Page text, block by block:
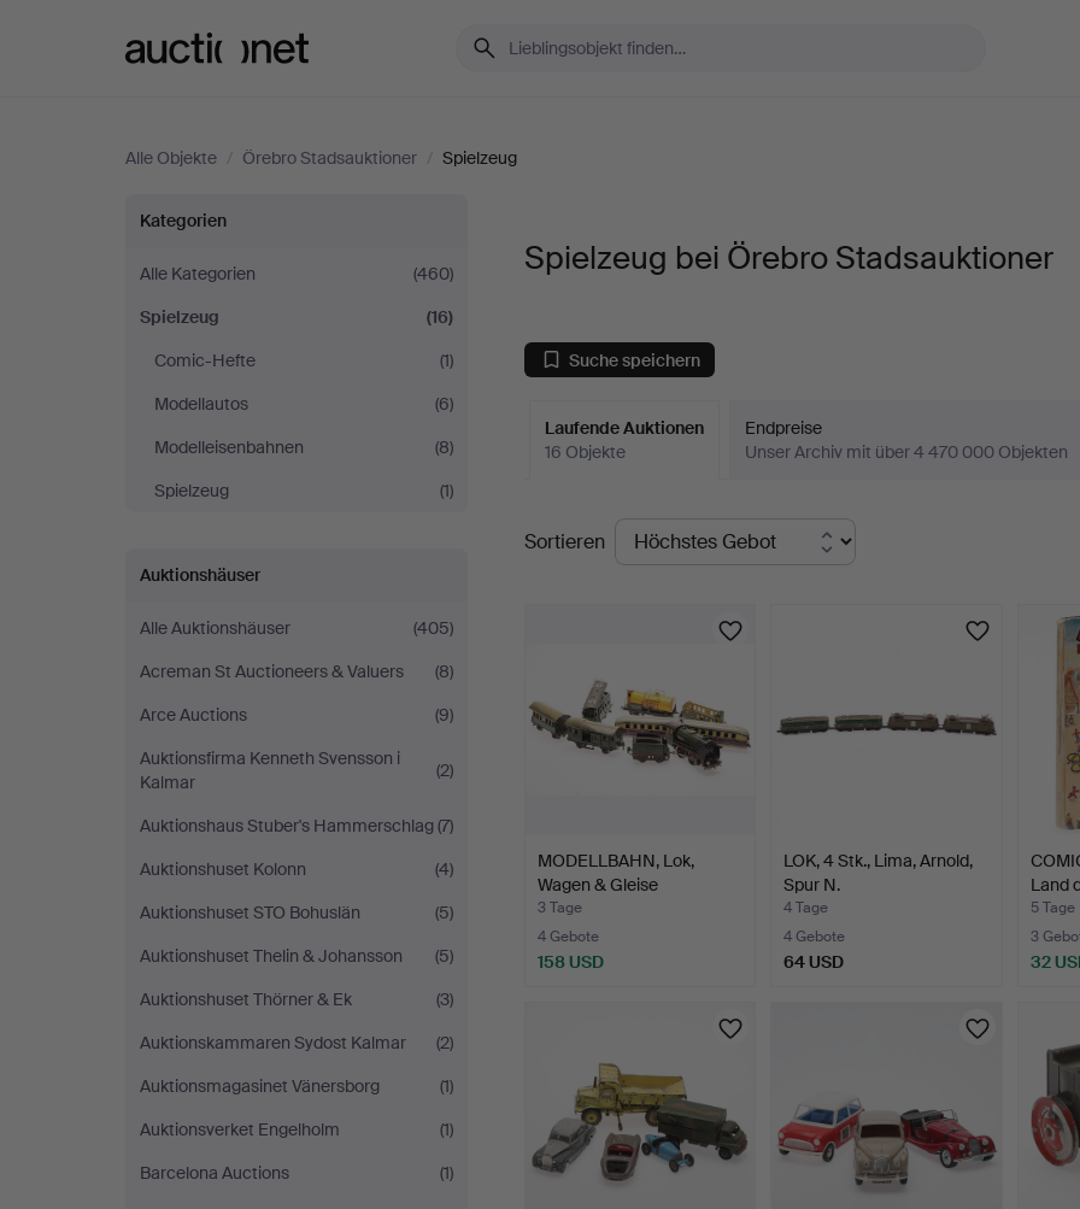
Alle Objekte / Örebro Stadsauktioner / Spielzeug
Spielzeug
bei
Örebro
Stadsauktioner
Kategorien
Alle Kategorien
(460)
Spielzeug
(16)
Comic-Hefte
(1)
Modellautos
(6)
Modelleisenbahnen
(8)
Spielzeug
(1)
Auktionshäuser
Alle Auktionshäuser
(405)
Acreman St Auctioneers & Valuers
(8)
Arce Auctions
(9)
Auktionsfirma Kenneth Svensson i
Kalmar
(2)
Auktionshaus Stuber's Hammerschlag(7)
Auktionshuset Kolonn
(4)
Auktionshuset STO Bohuslän
(5)
Auktionshuset Thelin & Johansson
(5)
Auktionshuset Thörner & Ek
(3)
Auktionskammaren Sydost Kalmar
(2)
Auktionsmagasinet Vänersborg
(1)
Auktionsverket Engelholm
(1)
Barcelona Auctions
(1)
Spielzeug bei Örebro Stadsauktioner
Suche speichern
Laufende Auktionen
16 Objekte
Endpreise
Unser Archiv mit über 4 470 000 Objekten
Laufende
Auktionen
Sortieren
MODELLBAHN, Lok,
Wagen & Gleise
lithograph…
3 Tage
4 Gebote
158 USD
LOK, 4 Stk., Lima, Arnold,
Spur N.
4 Tage
4 Gebote
64 USD
Land
5 Tage
3
32